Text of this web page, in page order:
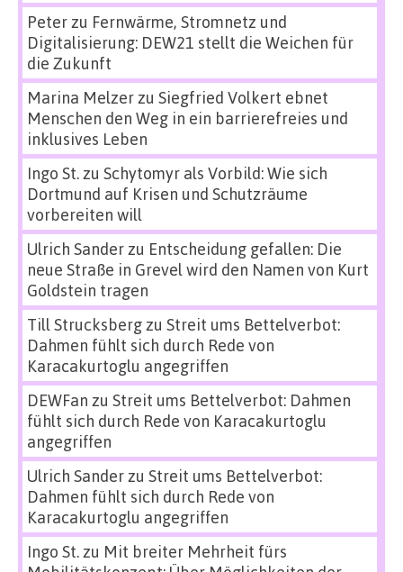
Peterzu Fernwärme, Stromnetz und
Digitalisierung: DEW21 stellt die Weichen für
die Zukunft
Marina Melzerzu Siegfried Volkert ebnet
Menschen den Weg in ein barrierefreies und
inklusives Leben
Ingo St.zu Schytomyr als Vorbild: Wie sich
Dortmund auf Krisen und Schutzräume
vorbereiten will
Ulrich Sanderzu Entscheidung gefallen: Die
neue Straße in Grevel wird den Namen von Kurt
Goldstein tragen
Till Strucksbergzu Streit ums Bettelverbot:
Dahmen fühlt sich durch Rede von
Karacakurtoglu angegriffen
DEWFan zu Streit ums Bettelverbot: Dahmen
fühlt sich durch Rede von Karacakurtoglu
angegriffen
Ulrich Sanderzu Streit ums Bettelverbot:
Dahmen fühlt sich durch Rede von
Karacakurtoglu angegriffen
Ingo St.zu Mit breiter Mehrheit fürs